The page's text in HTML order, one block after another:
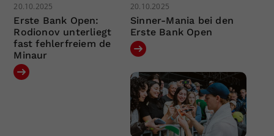
20.10.2025
Erste Bank Open:
Rodionov unterliegt
fast fehlerfreiem de
Minaur
20.10.2025
Sinner-Mania bei den
Erste Bank Open